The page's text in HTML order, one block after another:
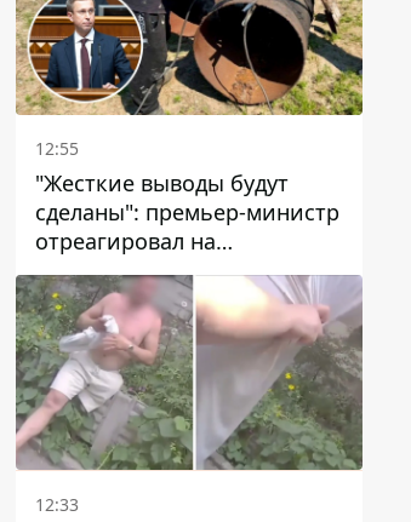
12:55
"Жесткие выводы будут
сделаны": премьер-министр
отреагировал на
несколькодневное
отсутствие воды в Марганце
12:33